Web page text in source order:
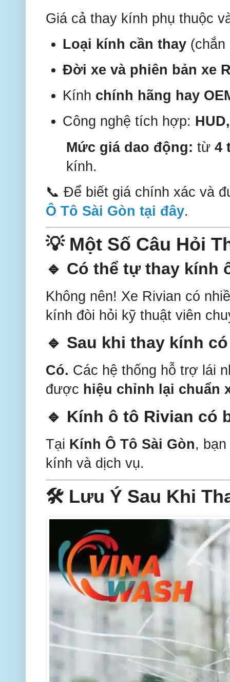
Giá cả thay kính phụ thuộc
Loại kính cần thay (chắn
Đời xe và phiên bản xe
Kính chính hãng hay
Công nghệ tích hợp:
Mức giá dao động: từ4
kính.
📞 Để biết giá chính xác và
Ô Tô Sài Gòn tại đây.
💡 Một Số Câu Hỏi
🔹 Có thể tự thay kính
Không nên! Xe Rivian có
kính đòi hỏi kỹ thuật viên
🔹 Sau khi thay kính
Có. Các hệ thống hỗ trợ lái
được hiệu chỉnh lại chuẩn
🔹 Kính ô tô Rivian có
Tại Kính Ô Tô Sài Gòn,
kính và dịch vụ.
🛠 Lưu Ý Sau Khi